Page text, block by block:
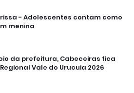
- Adolescentes contam como
menina
da prefeitura, Cabeceiras fica
Vale do Urucuia 2026